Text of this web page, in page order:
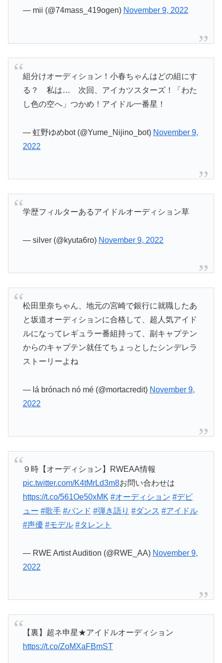
— mii (@74mass_419ogen) November 9, 2022
組分けオーディション！小春ちゃんはどの組にす
る？ 私は… 次回、アイカツスターズ！「わた
し色の空へ」つかめ！アイドル一番星！
— 虹野ゆめbot (@Yume_Nijino_bot) November 9,
2022
学歴フィルターあるアイドルオーディション草
— silver (@kyuta6ro) November 9, 2022
松田里奈ちゃん、地元の宮崎で銀行に就職したあ
と坂道オーディションに合格して、超人気アイド
ルになってレギュラー番組持って、副キャプテン
からのキャプテン就任てちょっとしたシンデレラ
ストーリーよね
— lá brónach nó mé (@mortacredit) November 9,
2022
９時【オーディション】RWEAA情報
pic.twitter.com/K4tMrLd3m8お問い合わせは
https://t.co/561Oe50xMK #オーディション #デビ
ュー #歌手 #バンド #弾き語り #ダンス #アイドル
#声優 #モデル #タレント
— RWE Artist Audition (@RWE_AA) November 9,
2022
【裏】超ネ申星★アイドルオーディション
https://t.co/ZoMXaFBmST